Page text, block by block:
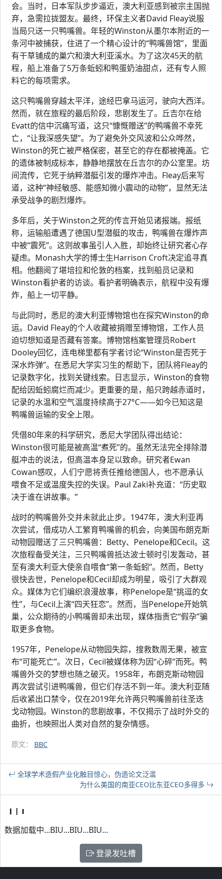
会。当时，日本军队步步逼近，澳大利亚感到被宗主国抛
弃，急需拉拢盟友。最终，环保主义者David Fleay说服
当局只送一只鸭嘴兽。年轻的Winston从墨尔本附近的一
条河中被捕获，住进了一个精心设计的“鸭嘴兽馆”，里面
有干草铺成的巢穴和澳大利亚溪水。为了这次45天的航
程，船上准备了5万条蚯蚓和鸭蛋奶油甜点，还有专人照
料它的每项需求。
这只鸭嘴兽穿越太平洋，途经巴拿马运河，驶向大西洋。
然而，就在旅程的最后阶段，悲剧发生了。丘吉尔在给
Evatt的信中沉痛写道，这只“慷慨赠送”的鸭嘴兽不幸死
亡，“让我深感失望”。为了避免外交风波和公众哗然，
Winston的死亡被严格保密，甚至它的存在都被掩盖。它
的遗体被制成标本，静静地摆放在丘吉尔的办公室里。坊
间流传，它死于纳粹潜艇引发的爆炸冲击。Fleay后来写
道，这种“神经敏感、能感知微小震动的动物”，显然无法
承受战争的剧烈爆炸。
多年后，关于Winston之死的传言开始见诸报端。报纸
称，运输船遭遇了德国U型潜艇的攻击，鸭嘴兽在爆炸声
中被“震死”。这则故事虽引人入胜，却始终让研究者心存
疑虑。Monash大学的博士生Harrison Croft决定追寻真
相。他翻阅了堪培拉和伦敦的档案，找到船员记录和
Winston看护者的访谈。看护者明确表示，航程中没有爆
炸，船上一切平静。
与此同时，悉尼的澳大利亚博物馆也在探究Winston的命
运。David Fleay的个人收藏被捐赠至博物馆，工作人员
迫切想知道是否藏有答案。博物馆档案管理员Robert
Dooley回忆，连电梯里都有学者讨论“Winston是否死于
深水炸弹”。在悉尼大学实习生的帮助下，团队将Fleay的
记录数字化，找到关键线索。日志显示，Winston的食物
配给因蚯蚓腐烂而减少。更重要的是，船只跨越赤道时，
记录的水温和空气温度持续高于27°C——如今已知这是
鸭嘴兽运输的安全上限。
凭借80年来的科学研究，悉尼大学团队得出结论：
Winston很可能是被高温“煮死”的。虽然无法完全排除潜
艇冲击的说法，但高温本身足以致命。研究者Ewan
Cowan感叹，人们宁愿将责任推给德国人，也不愿承认
喂食不足或温度失控的失误。Paul Zaki补充道：“历史取
决于谁在讲故事。”
战时的鸭嘴兽外交并未就此止步。1947年，澳大利亚再
次尝试，借成功人工繁育鸭嘴兽的机会，向美国布朗克斯
动物园赠送了三只鸭嘴兽：Betty、Penelope和Cecil。这
次旅程备受关注，三只鸭嘴兽抵达波士顿时引发轰动，甚
至有澳大利亚大使亲自喂食“第一条蚯蚓”。然而，Betty
很快去世，Penelope和Cecil却成为明星，吸引了大群观
众。媒体为它们编织浪漫故事，称Penelope是“挑逗的女
性”，与Cecil上演“四天狂恋”。然而，当Penelope开始筑
巢，公众期待的小鸭嘴兽却未出现，媒体指责它“假孕”骗
取更多食物。
1957年，Penelope从动物园失踪，搜救数周无果，被宣
布“可能死亡”。次日，Cecil被媒体称为因“心碎”而死。鸭
嘴兽外交的梦想也随之破灭。1958年，布朗克斯动物园
再次尝试引进鸭嘴兽，但它们存活不到一年。澳大利亚随
后收紧出口禁令，仅在2019年允许两只鸭嘴兽前往圣迭
戈动物园。Winston的悲剧故事，不仅揭示了战时外交的
曲折，也映照出人类对自然的复杂情感。
原文： BBC
全球学术造假产业化触目惊心，伪造论文泛滥
为什么美国的南亚CEO比东亚CEO多得多
数据加载中...BIU...BIU...BIU...
登录发吐槽